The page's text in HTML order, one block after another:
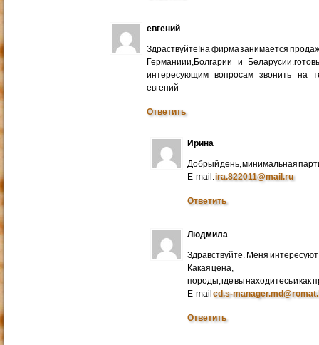
евгений
Здраствуйте!на фирма занимается
Германиии,Болгарии и
интересующим вопросам звонить на
евгений
Ответить
Ирина
Добрый день, минимальная
E-mail:ira.822011@mail.ru
Ответить
Людмила
Здравствуйте. Меня
Какая цена,
породы, где вы находитесь и как
E-mailcd.s-
Ответить